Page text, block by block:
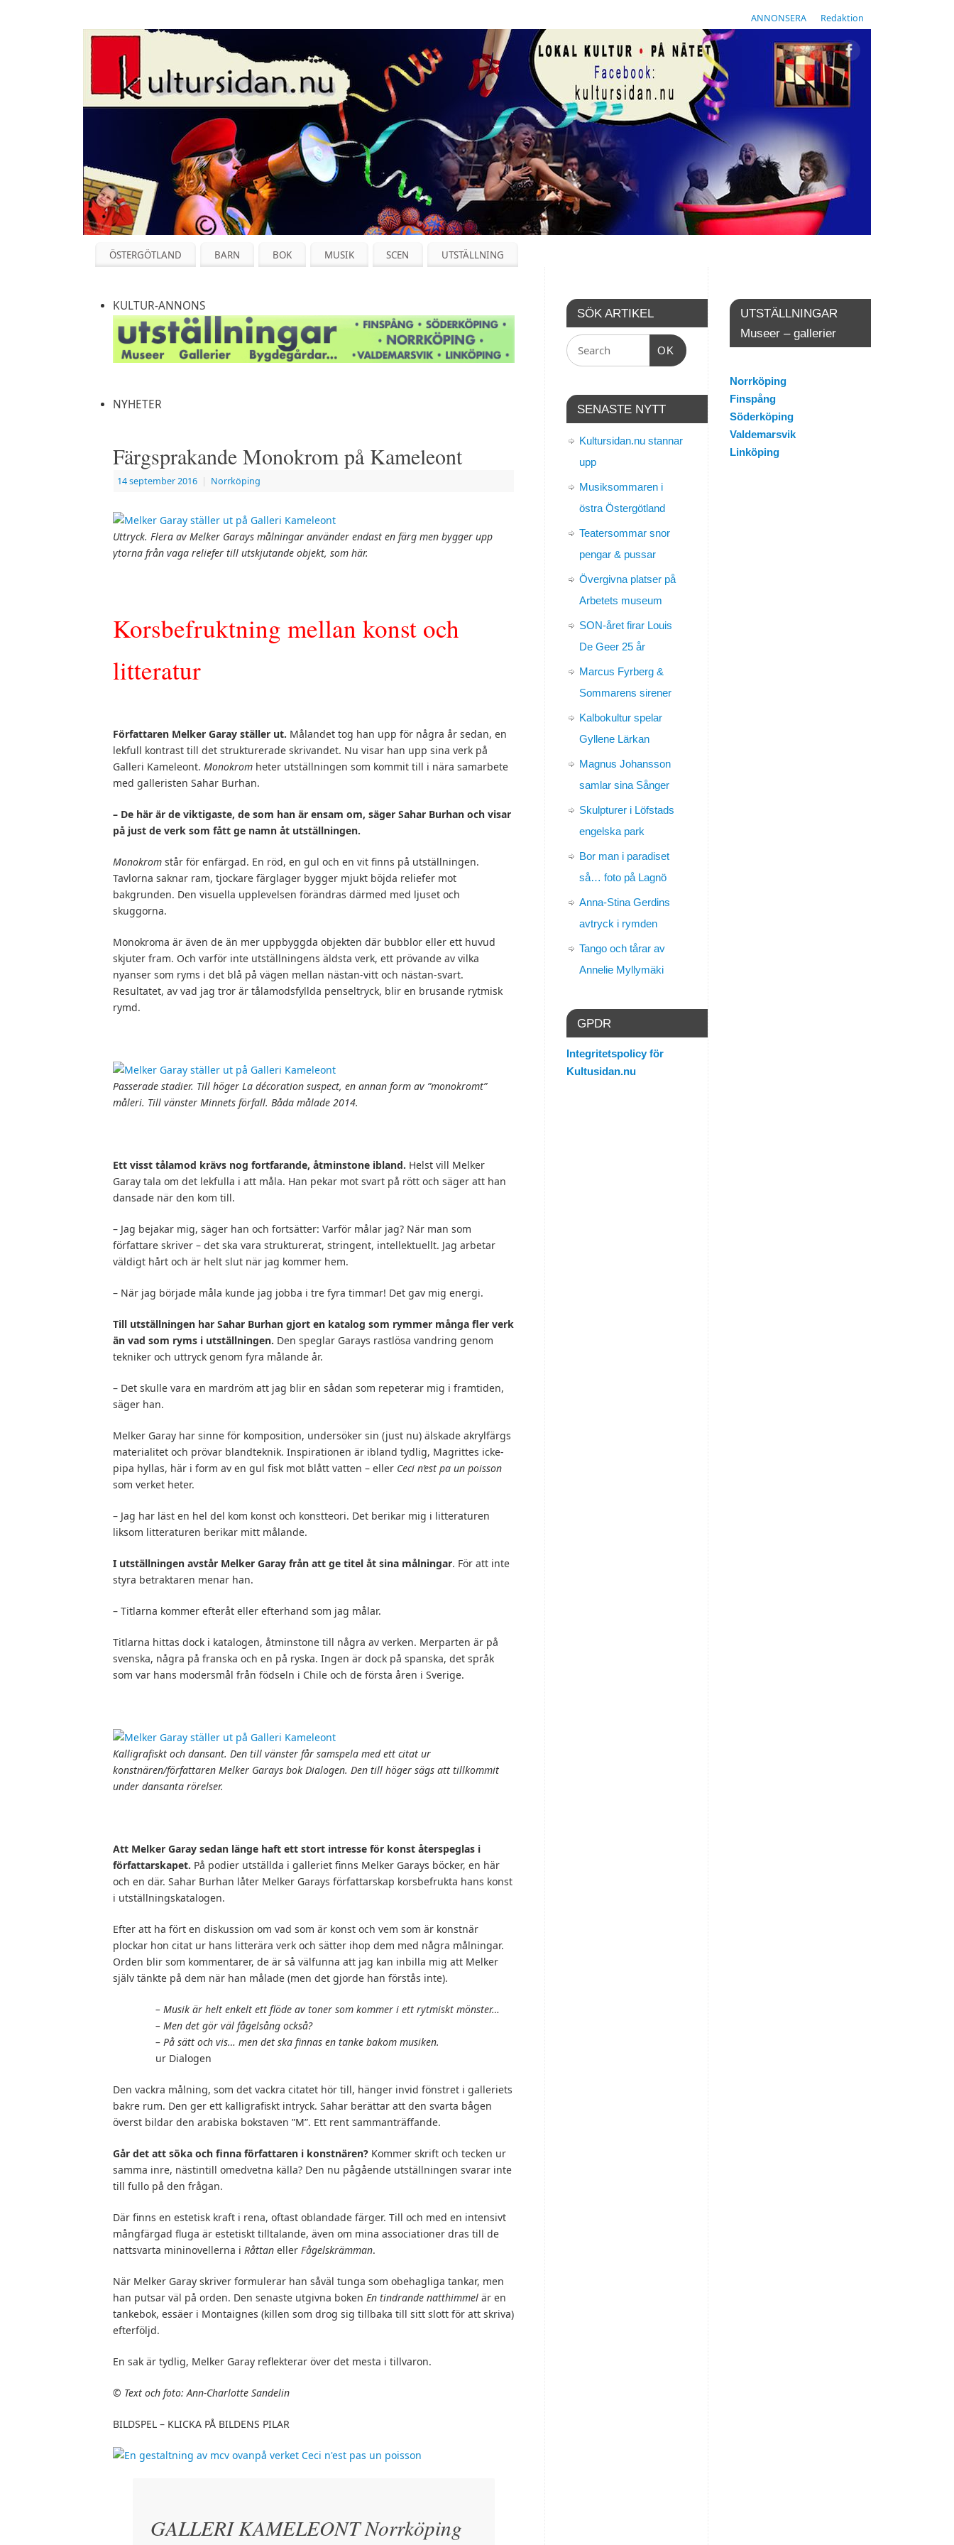
ANNONSERA Redaktion
ÖSTERGÖTLAND BARN BOK MUSIK SCEN UTSTÄLLNING
KULTUR-ANNONS
NYHETER
Färgsprakande Monokrom på Kameleont
14 september 2016 | Norrköping
Uttryck. Flera av Melker Garays målningar använder endast en färg men bygger upp
ytorna från vaga reliefer till utskjutande objekt, som här.
Korsbefruktning mellan konst och
litteratur
Författaren Melker Garay ställer ut. Målandet tog han upp för några år sedan, en
lekfull kontrast till det strukturerade skrivandet. Nu visar han upp sina verk på
Galleri Kameleont. Monokrom heter utställningen som kommit till i nära samarbete
med galleristen Sahar Burhan.
– De här är de viktigaste, de som han är ensam om, säger Sahar Burhan och visar
på just de verk som fått ge namn åt utställningen.
Monokrom står för enfärgad. En röd, en gul och en vit finns på utställningen.
Tavlorna saknar ram, tjockare färglager bygger mjukt böjda reliefer mot
bakgrunden. Den visuella upplevelsen förändras därmed med ljuset och
skuggorna.
Monokroma är även de än mer uppbyggda objekten där bubblor eller ett huvud
skjuter fram. Och varför inte utställningens äldsta verk, ett prövande av vilka
nyanser som ryms i det blå på vägen mellan nästan-vitt och nästan-svart.
Resultatet, av vad jag tror är tålamodsfyllda penseltryck, blir en brusande rytmisk
rymd.
Passerade stadier. Till höger La décoration suspect, en annan form av ”monokromt”
måleri. Till vänster Minnets förfall. Båda målade 2014.
Ett visst tålamod krävs nog fortfarande, åtminstone ibland. Helst vill Melker
Garay tala om det lekfulla i att måla. Han pekar mot svart på rött och säger att han
dansade när den kom till.
– Jag bejakar mig, säger han och fortsätter: Varför målar jag? När man som
författare skriver – det ska vara strukturerat, stringent, intellektuellt. Jag arbetar
väldigt hårt och är helt slut när jag kommer hem.
– När jag började måla kunde jag jobba i tre fyra timmar! Det gav mig energi.
Till utställningen har Sahar Burhan gjort en katalog som rymmer många fler verk
än vad som ryms i utställningen. Den speglar Garays rastlösa vandring genom
tekniker och uttryck genom fyra målande år.
– Det skulle vara en mardröm att jag blir en sådan som repeterar mig i framtiden,
säger han.
Melker Garay har sinne för komposition, undersöker sin (just nu) älskade akrylfärgs
materialitet och prövar blandteknik. Inspirationen är ibland tydlig, Magrittes icke-
pipa hyllas, här i form av en gul fisk mot blått vatten – eller Ceci n’est pa un poisson
som verket heter.
– Jag har läst en hel del kom konst och konstteori. Det berikar mig i litteraturen
liksom litteraturen berikar mitt målande.
I utställningen avstår Melker Garay från att ge titel åt sina målningar. För att inte
styra betraktaren menar han.
– Titlarna kommer efteråt eller efterhand som jag målar.
Titlarna hittas dock i katalogen, åtminstone till några av verken. Merparten är på
svenska, några på franska och en på ryska. Ingen är dock på spanska, det språk
som var hans modersmål från födseln i Chile och de första åren i Sverige.
Kalligrafiskt och dansant. Den till vänster får samspela med ett citat ur
konstnären/författaren Melker Garays bok Dialogen. Den till höger sägs att tillkommit
under dansanta rörelser.
Att Melker Garay sedan länge haft ett stort intresse för konst återspeglas i
författarskapet. På podier utställda i galleriet finns Melker Garays böcker, en här
och en där. Sahar Burhan låter Melker Garays författarskap korsbefrukta hans konst
i utställningskatalogen.
Efter att ha fört en diskussion om vad som är konst och vem som är konstnär
plockar hon citat ur hans litterära verk och sätter ihop dem med några målningar.
Orden blir som kommentarer, de är så välfunna att jag kan inbilla mig att Melker
själv tänkte på dem när han målade (men det gjorde han förstås inte).
– Musik är helt enkelt ett flöde av toner som kommer i ett rytmiskt mönster…
– Men det gör väl fågelsång också?
– På sätt och vis… men det ska finnas en tanke bakom musiken.
ur Dialogen
Den vackra målning, som det vackra citatet hör till, hänger invid fönstret i galleriets
bakre rum. Den ger ett kalligrafiskt intryck. Sahar berättar att den svarta bågen
överst bildar den arabiska bokstaven ”M”. Ett rent sammanträffande.
Går det att söka och finna författaren i konstnären? Kommer skrift och tecken ur
samma inre, nästintill omedvetna källa? Den nu pågående utställningen svarar inte
till fullo på den frågan.
Där finns en estetisk kraft i rena, oftast oblandade färger. Till och med en intensivt
mångfärgad fluga är estetiskt tilltalande, även om mina associationer dras till de
nattsvarta mininovellerna i Råttan eller Fågelskrämman.
När Melker Garay skriver formulerar han såväl tunga som obehagliga tankar, men
han putsar väl på orden. Den senaste utgivna boken En tindrande natthimmel är en
tankebok, essäer i Montaignes (killen som drog sig tillbaka till sitt slott för att skriva)
efterföljd.
En sak är tydlig, Melker Garay reflekterar över det mesta i tillvaron.
© Text och foto: Ann-Charlotte Sandelin
BILDSPEL – KLICKA PÅ BILDENS PILAR
GALLERI KAMELEONT Norrköping
UTSTÄLLNINGAR
Museer – gallerier
Norrköping
Finspång
Söderköping
Valdemarsvik
Linköping
SÖK ARTIKEL
OK
SENASTE NYTT
Kultursidan.nu stannar
upp
Musiksommaren i
östra Östergötland
Teatersommar snor
pengar & pussar
Övergivna platser på
Arbetets museum
SON-året firar Louis
De Geer 25 år
Marcus Fyrberg &
Sommarens sirener
Kalbokultur spelar
Gyllene Lärkan
Magnus Johansson
samlar sina Sånger
Skulpturer i Löfstads
engelska park
Bor man i paradiset
så… foto på Lagnö
Anna-Stina Gerdins
avtryck i rymden
Tango och tårar av
Annelie Myllymäki
GPDR
Integritetspolicy för
Kultusidan.nu